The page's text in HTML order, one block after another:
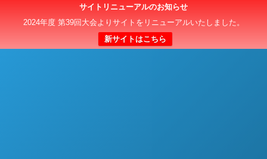
サイトリニューアルのお知らせ
2024年度 第39回大会よりサイトをリニューアルいたしました。
新サイトはこちら
日本クラブユースサッカー選手権（U-15）大会